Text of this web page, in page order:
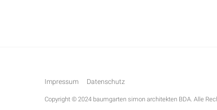
Impressum Datenschutz
Copyright © 2024 baumgarten simon architekten BDA. Alle